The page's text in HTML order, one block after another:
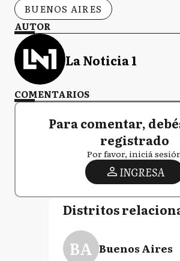
BUENOS AIRES
AUTOR
La Noticia 1
COMENTARIOS
Para comentar,
registrado
Por favor, iniciá
INGRESA
Distritos
BA Buenos Aires